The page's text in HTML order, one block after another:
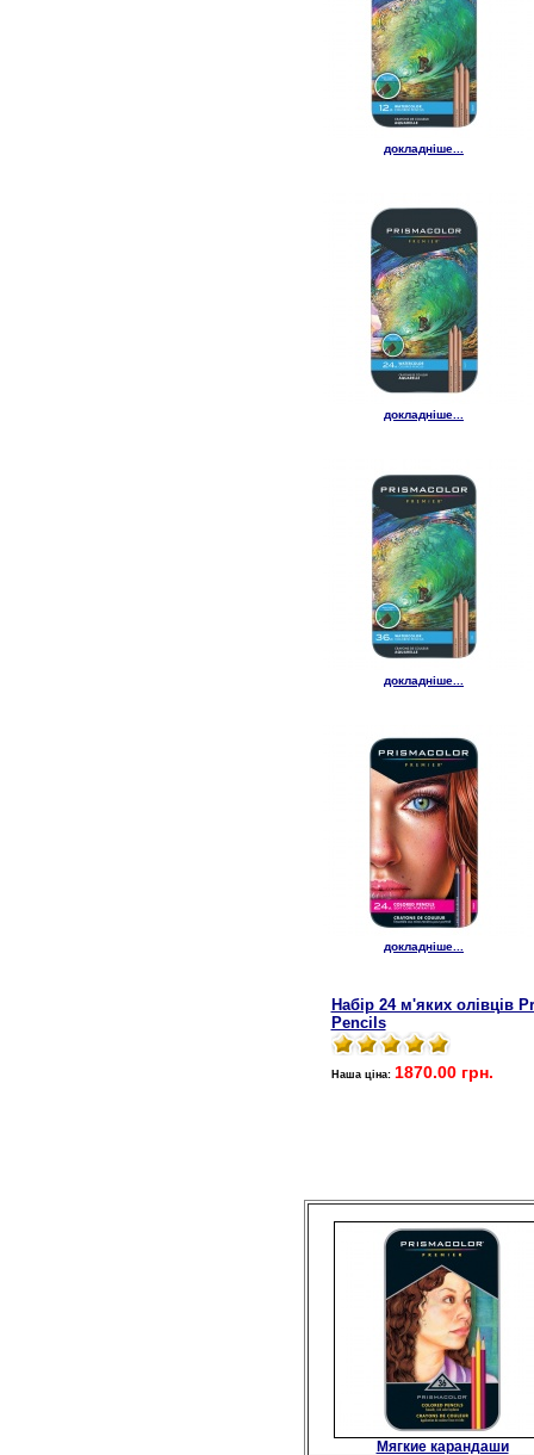
докладніше...
докладніше...
докладніше...
докладніше...
Набір 24 м'яких олівців
Pencils
Наша ціна: 1870.00 грн.
Мягкие карандаши